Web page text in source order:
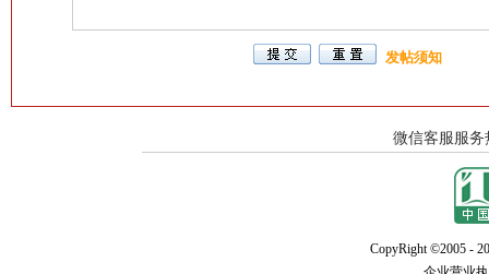
发帖须知
CopyRight ©2005 -